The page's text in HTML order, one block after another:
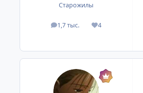
Старожилы
1,7 тыс.
посты 4
Репутация